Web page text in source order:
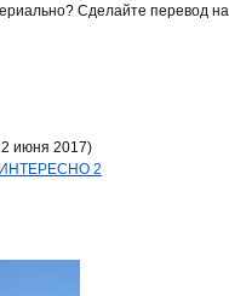
Сделайте перевод
июня 2017)
ИНТЕРЕСНО 2